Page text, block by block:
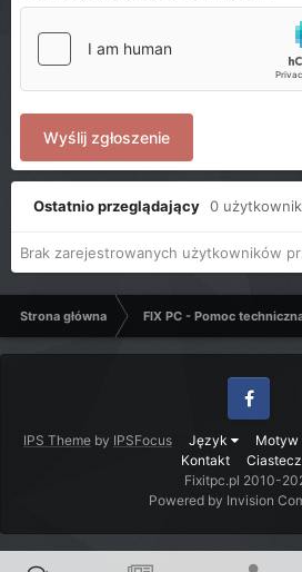
Wyślij zgłoszenie
Ostatnio przeglądający 0
Brak zarejestrowanych użytkowników
Strona główna FIX PC - Pomoc
IPS Theme by IPSFocus Język Motyw
Kontakt
Facebook
Fixitpc.pl 2010-
Powered by Invision